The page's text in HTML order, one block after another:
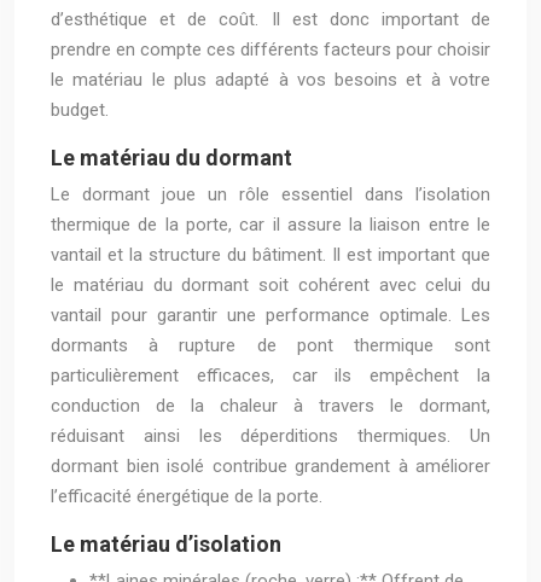
d’esthétique et de coût. Il est donc important de
prendre en compte ces différents facteurs pour choisir
le matériau le plus adapté à vos besoins et à votre
budget.
Le matériau du dormant
Le dormant joue un rôle essentiel dans l’isolation
thermique de la porte, car il assure la liaison entre le
vantail et la structure du bâtiment. Il est important que
le matériau du dormant soit cohérent avec celui du
vantail pour garantir une performance optimale. Les
dormants à rupture de pont thermique sont
particulièrement efficaces, car ils empêchent la
conduction de la chaleur à travers le dormant,
réduisant ainsi les déperditions thermiques. Un
dormant bien isolé contribue grandement à améliorer
l’efficacité énergétique de la porte.
Le matériau d’isolation